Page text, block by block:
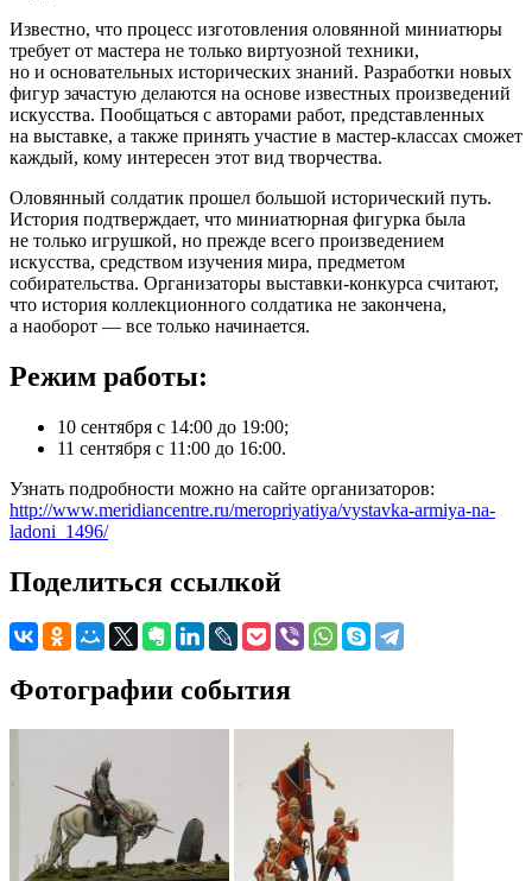
Известно, что процесс изготовления оловянной миниатюры
требует от мастера не только виртуозной техники,
но и основательных исторических знаний. Разработки новых
фигур зачастую делаются на основе известных произведений
искусства. Пообщаться с авторами работ, представленных
на выставке, а также принять участие в мастер-классах сможет
каждый, кому интересен этот вид творчества.
Оловянный солдатик прошел большой исторический путь.
История подтверждает, что миниатюрная фигурка была
не только игрушкой, но прежде всего произведением
искусства, средством изучения мира, предметом
собирательства. Организаторы выставки-конкурса считают,
что история коллекционного солдатика не закончена,
а наоборот — все только начинается.
Режим работы:
10 сентября с 14:00 до 19:00;
11 сентября с 11:00 до 16:00.
Узнать подробности можно на сайте организаторов:
http://www.meridiancentre.ru/meropriyatiya/vystavka-armiya-na-
ladoni_1496/
Поделиться ссылкой
Фотографии события